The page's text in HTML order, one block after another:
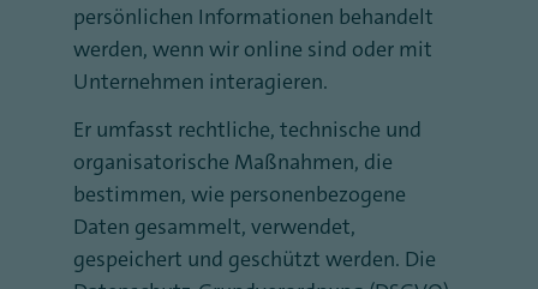
persönlichen Informationen behandelt
werden, wenn wir online sind oder mit
Unternehmen interagieren.
Er umfasst rechtliche, technische und
organisatorische Maßnahmen, die
bestimmen, wie personenbezogene
Daten gesammelt, verwendet,
gespeichert und geschützt werden. Die